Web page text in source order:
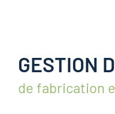
GESTION
de fabrication